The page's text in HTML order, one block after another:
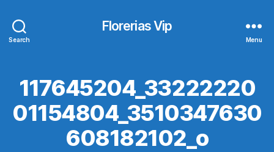
Search
Florerias Vip
Menu
117645204_33222220
01154804_3510347630
608182102_o